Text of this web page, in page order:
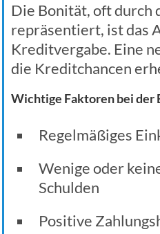
Die Bonität, oft durch
repräsentiert, ist das
Kreditvergabe. Eine
die Kreditchancen
Wichtige Faktoren bei der
Regelmäßiges
Wenige oder
Schulden
Positive